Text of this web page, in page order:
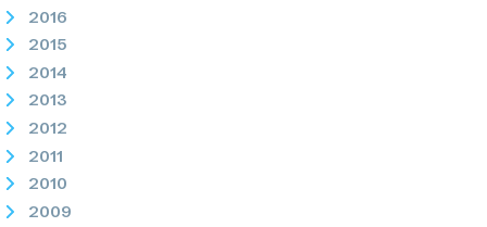
2016
2015
2014
2013
2012
2011
2010
2009